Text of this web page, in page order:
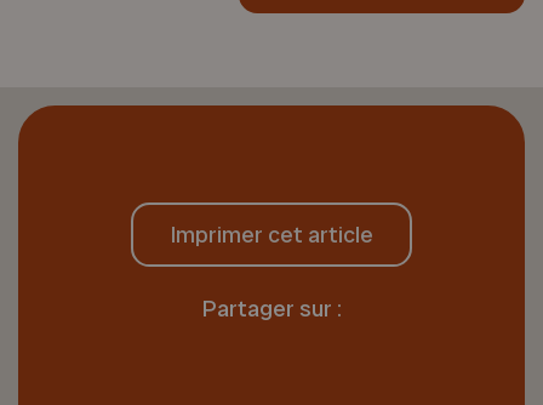
Imprimer cet article
Partager sur :